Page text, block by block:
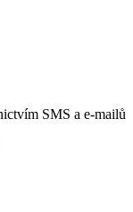
SMS a e-mailů